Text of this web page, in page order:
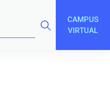
CAMPUS
VIRTUAL